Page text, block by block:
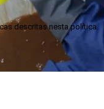
descritas nesta política.